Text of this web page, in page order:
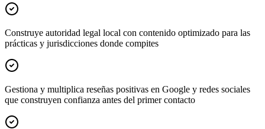
Construye autoridad legal local con contenido optimizado para las
prácticas y jurisdicciones donde compites
Gestiona y multiplica reseñas positivas en Google y redes sociales
que construyen confianza antes del primer contacto